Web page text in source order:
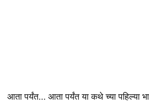
आता पर्यंत... आता पर्यंत या कथे च्या पहिल्या